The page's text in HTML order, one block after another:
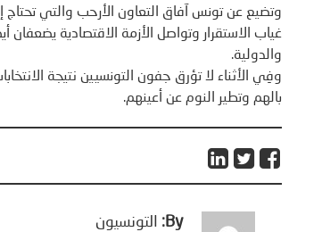
وتضيع عن تونس آفاق التعاون الأرحب والتي
غياب الاستقرار وتواصل الأزمة الاقتصادية يضعفان
والدولية.
وفِي الأثناء لا تؤرق جفون التونسيين نتيجة
بالهم وتطير النوم عن أعينهم.
By: التونسيون